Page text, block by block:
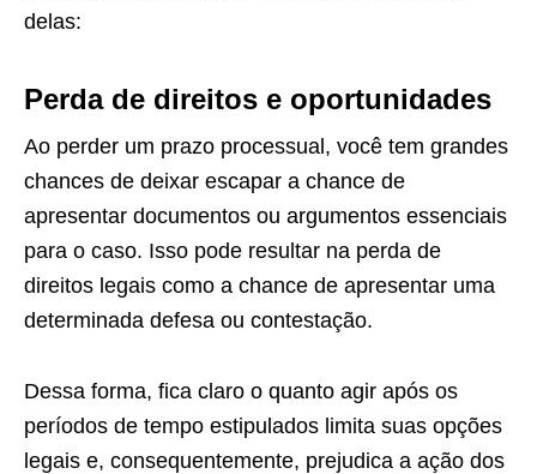
delas:
Perda de direitos e oportunidades
Ao perder um prazo processual, você tem grandes
chances de deixar escapar a chance de
apresentar documentos ou argumentos essenciais
para o caso. Isso pode resultar na perda de
direitos legais como a chance de apresentar uma
determinada defesa ou contestação.
Dessa forma, fica claro o quanto agir após os
períodos de tempo estipulados limita suas opções
legais e, consequentemente, prejudica a ação dos